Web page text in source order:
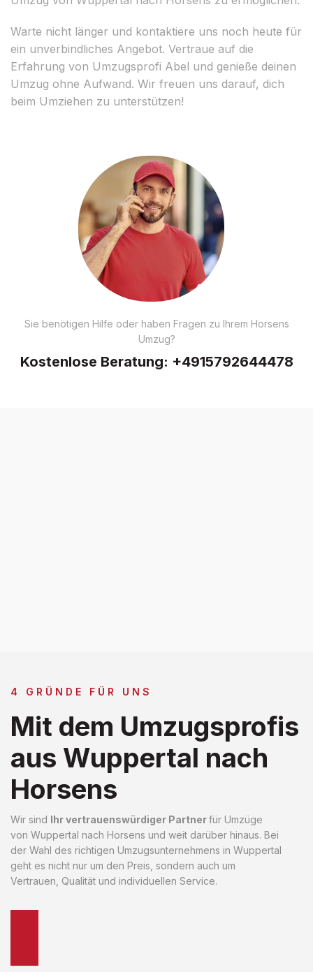
Warte nicht länger und kontaktiere uns noch heute für
ein unverbindliches Angebot. Vertraue auf die
Erfahrung von Umzugsprofi Abel und genieße deinen
Umzug ohne Aufwand. Wir freuen uns darauf, dich
beim Umziehen zu unterstützen!
Sie benötigen Hilfe oder haben Fragen zu Ihrem Horsens
Umzug?
Kostenlose Beratung: +4915792644478
4 GRÜNDE FÜR UNS
Mit dem Umzugsprofis
aus Wuppertal nach
Horsens
Wir sind Ihr vertrauenswürdiger Partnerfür Umzüge
von Wuppertal nach Horsens und weit darüber hinaus. Bei
der Wahl des richtigen Umzugsunternehmens in Wuppertal
geht es nicht nur um den Preis, sondern auch um
Vertrauen, Qualität und individuellen Service.